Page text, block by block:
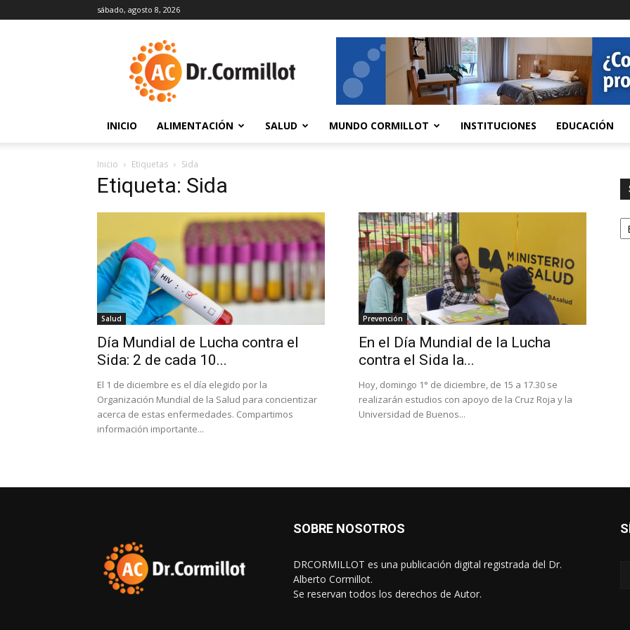
sábado, agosto 8, 2026
INICIO ALIMENTACIÓN SALUD MUNDO CORMILLOT INSTITUCIONES EDUCACIÓN
Inicio Etiquetas Sida
Etiqueta: Sida
Salud
Día Mundial de Lucha contra el
Sida: 2 de cada 10...
El 1 de diciembre es el día elegido por la
Organización Mundial de la Salud para concientizar
acerca de estas enfermedades. Compartimos
información importante...
Prevención
En el Día Mundial de la Lucha
contra el Sida la...
Hoy, domingo 1° de diciembre, de 15 a 17.30 se
realizarán estudios con apoyo de la Cruz Roja y la
Universidad de Buenos...
SOBRE NOSOTROS
DRCORMILLOT es una publicación digital registrada del Dr.
Alberto Cormillot.
Se reservan todos los derechos de Autor.